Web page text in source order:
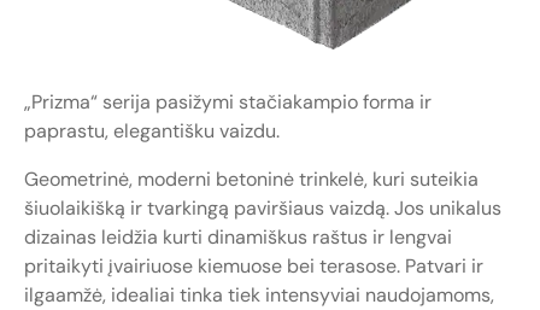
„Prizma“ serija pasižymi stačiakampio forma ir
paprastu, elegantišku vaizdu.
Geometrinė, moderni betoninė trinkelė, kuri suteikia
šiuolaikišką ir tvarkingą paviršiaus vaizdą. Jos unikalus
dizainas leidžia kurti dinamiškus raštus ir lengvai
pritaikyti įvairiuose kiemuose bei terasose. Patvari ir
ilgaamžė, idealiai tinka tiek intensyviai naudojamoms,